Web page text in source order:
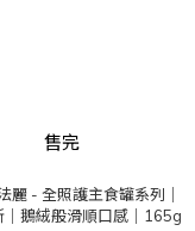
售完
麗 - 全照護主食罐系列｜
｜鵝絨般滑順口感｜165g